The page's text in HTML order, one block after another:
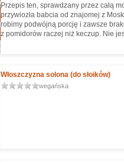
Przepis ten, sprawdzany przez całą
przywiozła babcia od znajomej z
robimy podwójną porcję i zawsze
z pomidorów raczej niż keczup. Nie
Włoszczyzna solona (do słoików)
wegańska